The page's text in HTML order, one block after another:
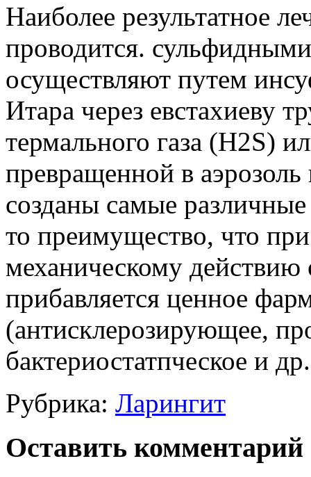
Наиболее результатное
проводится.
осуществляют путем
Итара через евстахиеву
термального газа (H2S)
превращенной в
созданы самые
то преимущество, что
механическому
прибавляется ценное
(антисклерозирующее,
бактериостатпческое и
Рубрика: Ларингит
Оставить комментарий